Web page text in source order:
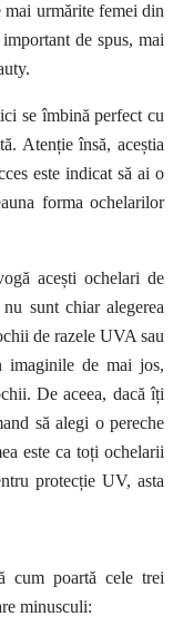
mai urmărite femei din
de spus, mai
se îmbină perfect cu
Atenție însă, aceștia
este indicat să ai o
forma ochelarilor
acești ochelari de
sunt chiar alegerea
de razele UVA sau
de mai jos,
De aceea, dacă îți
să alegi o pereche
este ca toți ochelarii
protecție UV, asta
cum poartă cele trei
minusculi: